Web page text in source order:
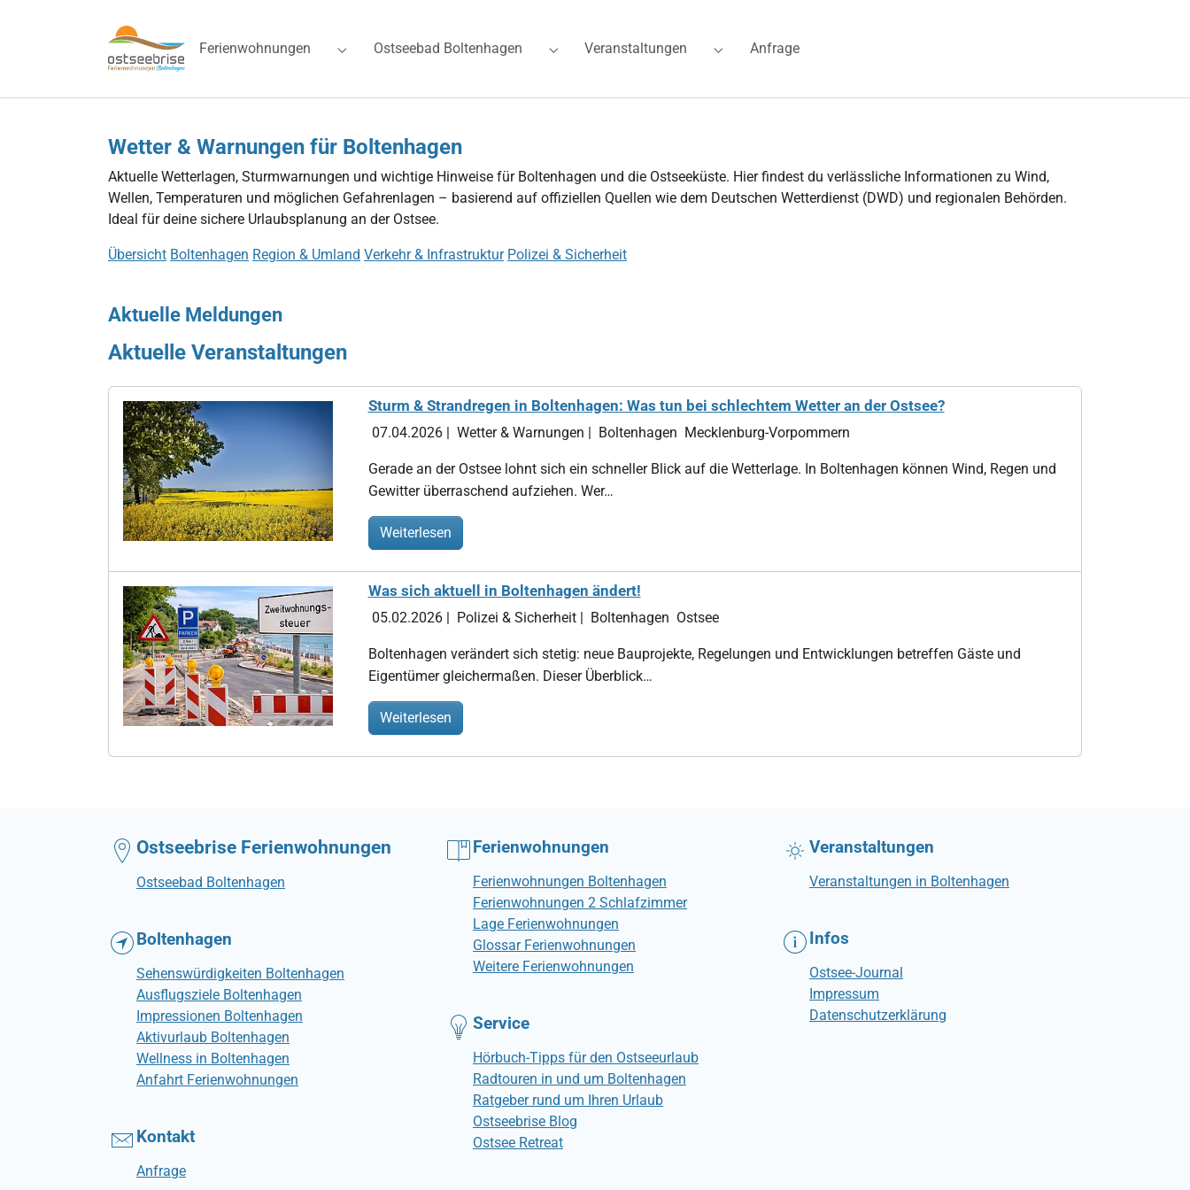
Ferienwohnungen
Submenu for "Ferienwohnungen"
Ostseebad Boltenhagen
Submenu for "Ostseebad Boltenhagen"
Veranstaltungen
Submenu for "Veranstaltungen"
Anfrage
Wetter & Warnungen für Boltenhagen
Aktuelle Wetterlagen, Sturmwarnungen und wichtige Hinweise für Boltenhagen und die Ostseeküste. Hier findest du verlässliche Informationen zu Wind,
Wellen, Temperaturen und möglichen Gefahrenlagen – basierend auf offiziellen Quellen wie dem Deutschen Wetterdienst (DWD) und regionalen Behörden.
Ideal für deine sichere Urlaubsplanung an der Ostsee.
Übersicht Boltenhagen Region & Umland Verkehr & Infrastruktur Polizei & Sicherheit
Aktuelle Meldungen
Aktuelle Veranstaltungen
Sturm & Strandregen in Boltenhagen: Was tun bei schlechtem Wetter an der Ostsee?
07.04.2026 | Wetter & Warnungen | Boltenhagen Mecklenburg-Vorpommern
Gerade an der Ostsee lohnt sich ein schneller Blick auf die Wetterlage. In Boltenhagen können Wind, Regen und
Gewitter überraschend aufziehen. Wer…
Weiterlesen
Was sich aktuell in Boltenhagen ändert!
05.02.2026 | Polizei & Sicherheit| Boltenhagen Ostsee
Boltenhagen verändert sich stetig: neue Bauprojekte, Regelungen und Entwicklungen betreffen Gäste und
Eigentümer gleichermaßen. Dieser Überblick…
Weiterlesen
Ostseebrise Ferienwohnungen
Ostseebad Boltenhagen
Boltenhagen
Sehenswürdigkeiten Boltenhagen
Ausflugsziele Boltenhagen
Impressionen Boltenhagen
Aktivurlaub Boltenhagen
Wellness in Boltenhagen
Anfahrt Ferienwohnungen
Kontakt
Anfrage
Ferienwohnungen
Ferienwohnungen Boltenhagen
Ferienwohnungen 2 Schlafzimmer
Lage Ferienwohnungen
Glossar Ferienwohnungen
Weitere Ferienwohnungen
Service
Hörbuch-Tipps für den Ostseeurlaub
Radtouren in und um Boltenhagen
Ratgeber rund um Ihren Urlaub
Ostseebrise Blog
Ostsee Retreat
Veranstaltungen
Veranstaltungen in Boltenhagen
Infos
Ostsee-Journal
Impressum
Datenschutzerklärung